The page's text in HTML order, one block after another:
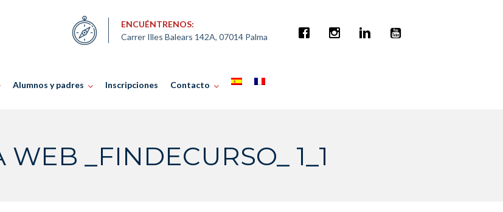
ENCUÉNTRENOS:
Carrer Illes Balears 142A, 07014 Palma
Alumnos y padres Inscripciones Contacto
WEB _FINDECURSO_ 1_1